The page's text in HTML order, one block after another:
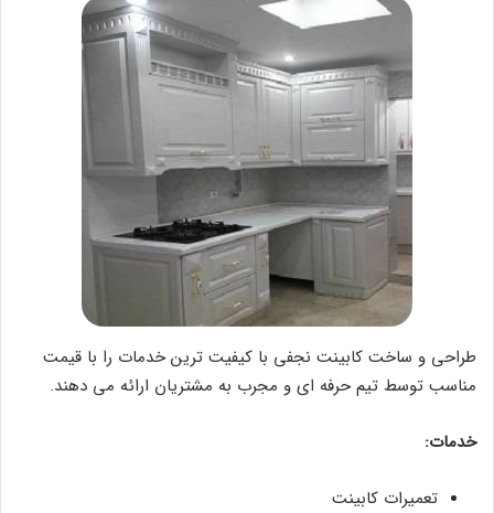
طراحی و ساخت کابینت نجفی با کیفیت ترین خدمات را با قیمت
مناسب توسط تیم حرفه ای و مجرب به مشتریان ارائه می دهند.
خدمات:
تعمیرات کابینت